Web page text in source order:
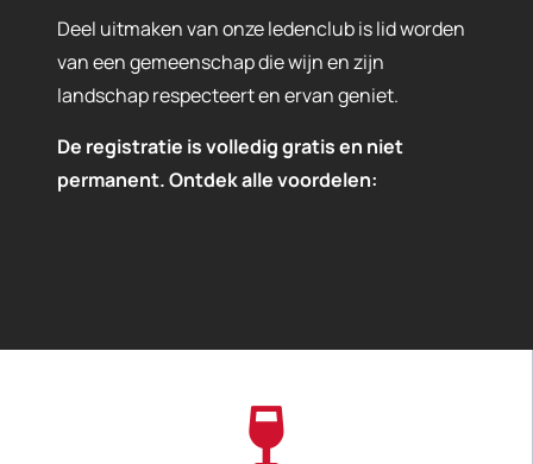
Deel uitmaken van onze ledenclub is lid worden
van een gemeenschap die wijn en zijn
landschap respecteert en ervan geniet.
De registratie is volledig gratis en niet
permanent. Ontdek alle voordelen: